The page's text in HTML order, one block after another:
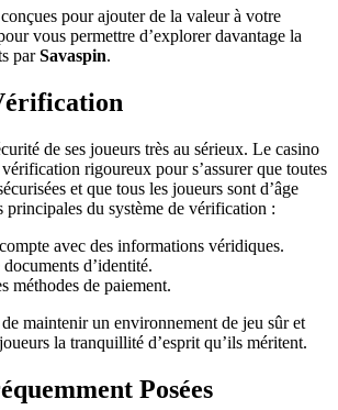
pour ajouter de la valeur à votre
vous permettre d’explorer davantage la
parSavaspin.
de ses joueurs très au sérieux. Le casino
rigoureux pour s’assurer que toutes
et que tous les joueurs sont d’âge
principales du système de vérification :
avec des informations véridiques.
d’identité.
méthodes de paiement.
maintenir un environnement de jeu sûr et
la tranquillité d’esprit qu’ils méritent.
Posées